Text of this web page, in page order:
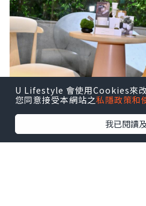
U Lifestyle 會使用Cookies來
您同意接受本網站之私隱政策和
我已閱讀